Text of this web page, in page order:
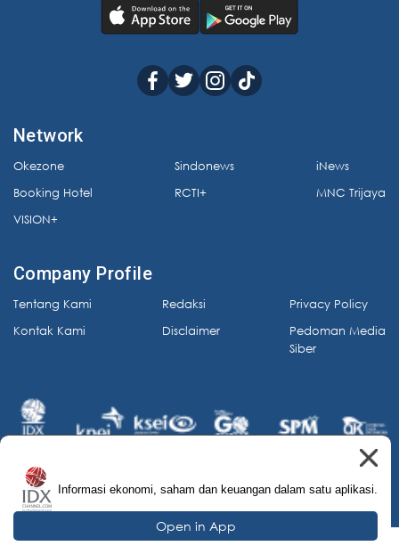
Network
Okezone
Booking Hotel
VISION+
Sindonews
RCTI+
iNews
MNC Trijaya
Company Profile
Tentang Kami
Kontak Kami
Redaksi
Disclaimer
Privacy Policy
Pedoman Media
Siber
© 2026 IDX Channel. All Rights Reserved.
Informasi ekonomi, saham dan keuangan dalam satu aplikasi.
Open in App